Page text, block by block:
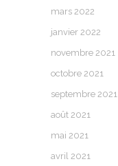
mars 2022
janvier 2022
novembre 2021
octobre 2021
septembre 2021
août 2021
mai 2021
avril 2021